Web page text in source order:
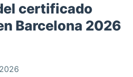
certificado
Barcelona 2026